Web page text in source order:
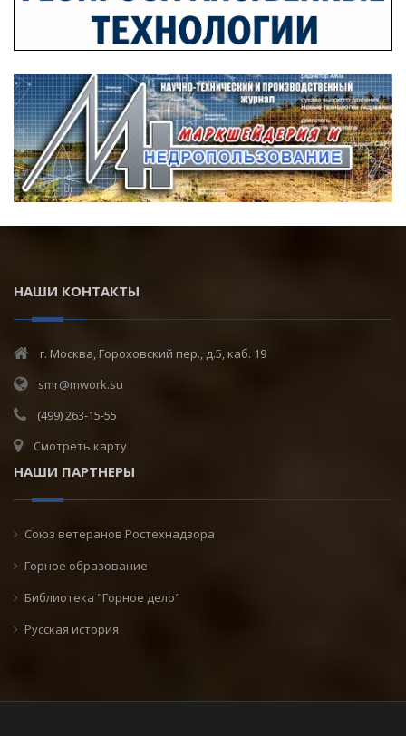
НАШИ КОНТАКТЫ
г. Москва, Гороховский пер., д.5, каб. 19
smr@mwork.su
(499) 263-15-55
Смотреть карту
НАШИ ПАРТНЕРЫ
Союз ветеранов Ростехнадзора
Горное образование
Библиотека "Горное дело"
Русская история